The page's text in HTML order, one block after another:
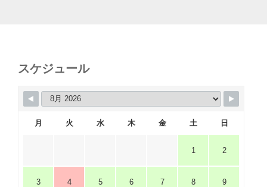
スケジュール
月 火 水 木 金 土 日
1 2
3 4 5 6 7 8 9